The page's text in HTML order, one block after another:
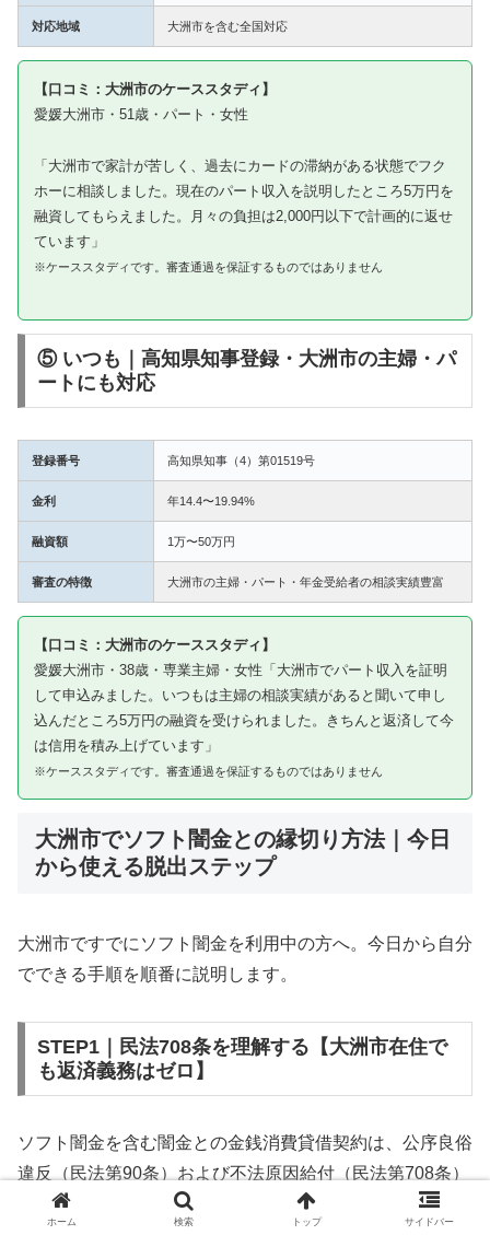
対応地域 大洲市を含む全国対応
【口コミ：大洲市のケーススタディ】
愛媛大洲市・51歳・パート・女性
「大洲市で家計が苦しく、過去にカードの滞納がある状態でフク
ホーに相談しました。現在のパート収入を説明したところ5万円を
融資してもらえました。月々の負担は2,000円以下で計画的に返せ
ています」
※ケーススタディです。審査通過を保証するものではありません
⑤ いつも｜高知県知事登録・大洲市の主婦・パ
ートにも対応
登録番号 高知県知事（4）第01519号
金利 年14.4〜19.94%
融資額 1万〜50万円
審査の特徴 大洲市の主婦・パート・年金受給者の相談実績豊富
【口コミ：大洲市のケーススタディ】
愛媛大洲市・38歳・専業主婦・女性「大洲市でパート収入を証明
して申込みました。いつもは主婦の相談実績があると聞いて申し
込んだところ5万円の融資を受けられました。きちんと返済して今
は信用を積み上げています」
※ケーススタディです。審査通過を保証するものではありません
大洲市でソフト闇金との縁切り方法｜今日
から使える脱出ステップ
大洲市ですでにソフト闇金を利用中の方へ。今日から自分
でできる手順を順番に説明します。
STEP1｜民法708条を理解する【大洲市在住で
も返済義務はゼロ】
ソフト闇金を含む闇金との金銭消費貸借契約は、公序良俗
違反（民法第90条）および不法原因給付（民法第708条）
に該当するため、法的には無効です。大洲市在住であって
ホーム 検索 トップ サイドバー